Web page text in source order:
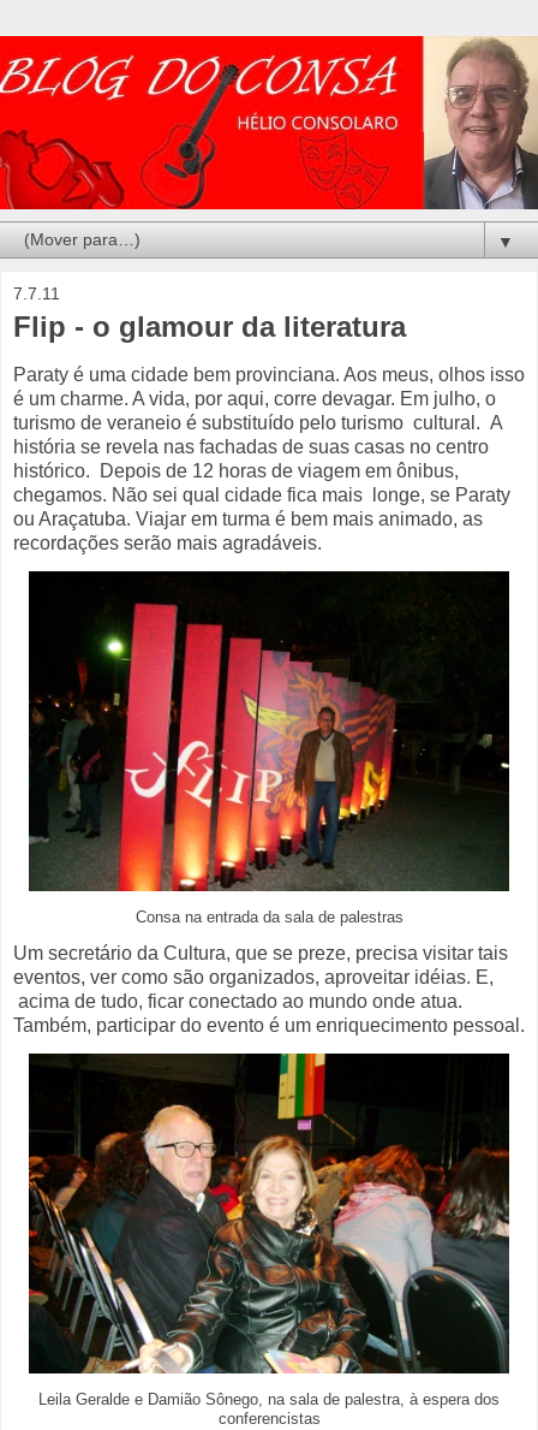
▼
7.7.11
Flip - o glamour da literatura
Paraty é uma cidade bem provinciana. Aos meus, olhos isso
é um charme. A vida, por aqui, corre devagar. Em julho, o
turismo de veraneio é substituído pelo turismo cultural. A
história se revela nas fachadas de suas casas no centro
histórico. Depois de 12 horas de viagem em ônibus,
chegamos. Não sei qual cidade fica mais longe, se Paraty
ou Araçatuba. Viajar em turma é bem mais animado, as
recordações serão mais agradáveis.
Consa na entrada da sala de palestras
Um secretário da Cultura, que se preze, precisa visitar tais
eventos, ver como são organizados, aproveitar idéias. E,
acima de tudo, ficar conectado ao mundo onde atua.
Também, participar do evento é um enriquecimento pessoal .
Leila Geralde e Damião Sônego, na sala de palestra, à espera dos
conferencistas